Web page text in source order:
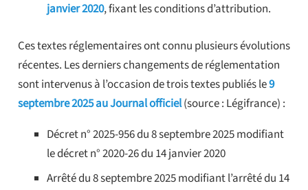
janvier 2020, fixant les conditions d’attribution.
Ces textes réglementaires ont connu plusieurs évolutions
récentes. Les derniers changements de réglementation
sont intervenus à l’occasion de trois textes publiés le9
septembre 2025 au Journal officiel(source : Légifrance) :
Décret n° 2025-956 du 8 septembre 2025 modifiant
le décret n° 2020-26 du 14 janvier 2020
Arrêté du 8 septembre 2025 modifiant l’arrêté du 14